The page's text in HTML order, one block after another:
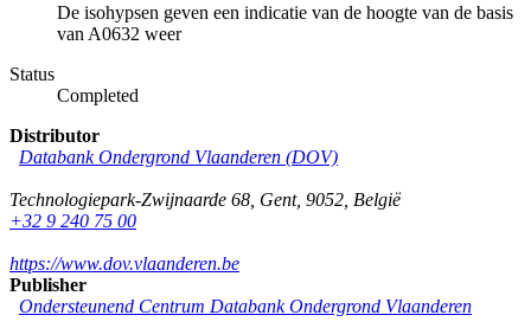
De isohypsen geven een indicatie van de hoogte van de basis
van A0632 weer
Status
Completed
Distributor
Databank Ondergrond Vlaanderen (DOV)
Technologiepark-Zwijnaarde 68 Gent, 9052 België
+32 9 240 75 00
https://www.dov.vlaanderen.be
Publisher
Ondersteunend Centrum Databank Ondergrond Vlaanderen